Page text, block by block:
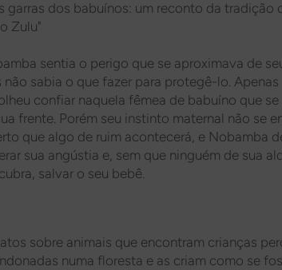
garras dos babuínos: um reconto da tradição
Zulu"
sentia o perigo que se aproximava de
não sabia o que fazer para protegê-lo. Apenas
confiar naquela fêmea de babuíno que
frente. Porém seu instinto maternal não se
que algo de ruim acontecerá, e Nobamba
sua angústia e, sem que ninguém de sua
salvar o seu bebê.
sobre animais que encontram crianças
numa floresta e as criam como se